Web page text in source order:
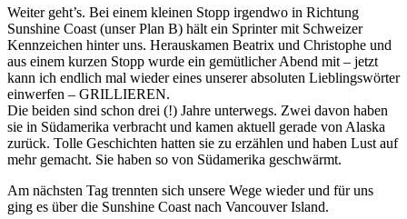
Weiter geht’s. Bei einem kleinen Stopp irgendwo in Richtung
Sunshine Coast (unser Plan B) hält ein Sprinter mit Schweizer
Kennzeichen hinter uns. Herauskamen Beatrix und Christophe und
aus einem kurzen Stopp wurde ein gemütlicher Abend mit – jetzt
kann ich endlich mal wieder eines unserer absoluten Lieblingswörter
einwerfen – GRILLIEREN.
Die beiden sind schon drei (!) Jahre unterwegs. Zwei davon haben
sie in Südamerika verbracht und kamen aktuell gerade von Alaska
zurück. Tolle Geschichten hatten sie zu erzählen und haben Lust auf
mehr gemacht. Sie haben so von Südamerika geschwärmt.
Am nächsten Tag trennten sich unsere Wege wieder und für uns
ging es über die Sunshine Coast nach Vancouver Island.